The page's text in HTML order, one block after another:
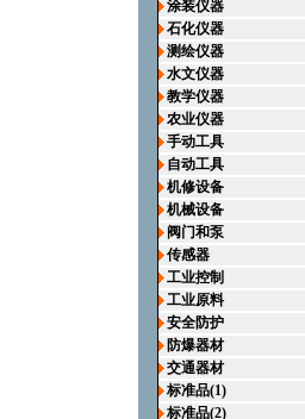
涂装仪器
石化仪器
测绘仪器
水文仪器
教学仪器
农业仪器
手动工具
自动工具
机修设备
机械设备
阀门和泵
传感器
工业控制
工业原料
安全防护
防爆器材
交通器材
标准品(1)
标准品(2)